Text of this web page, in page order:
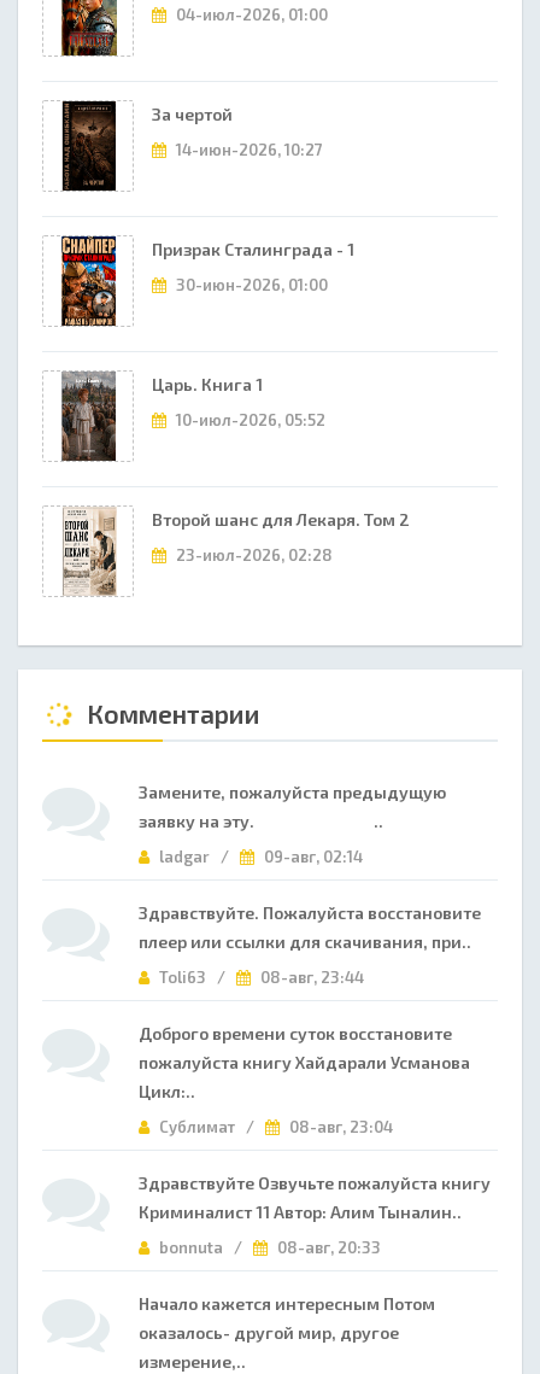
04-июл-2026, 01:00
За чертой
14-июн-2026, 10:27
Призрак Сталинграда - 1
30-июн-2026, 01:00
Царь. Книга 1
10-июл-2026, 05:52
Второй шанс для Лекаря. Том 2
23-июл-2026, 02:28
Комментарии
Замените, пожалуйста предыдущую
заявку на эту. ..
ladgar / 09-авг, 02:14
Здравствуйте. Пожалуйста восстановите
плеер или ссылки для скачивания, при..
Toli63 / 08-авг, 23:44
Доброго времени суток восстановите
пожалуйста книгу Хайдарали Усманова
Цикл:..
Сублимат / 08-авг, 23:04
Здравствуйте Озвучьте пожалуйста книгу
Криминалист 11 Автор: Алим Тыналин..
bonnuta / 08-авг, 20:33
Начало кажется интересным Потом
оказалось- другой мир, другое
измерение,..